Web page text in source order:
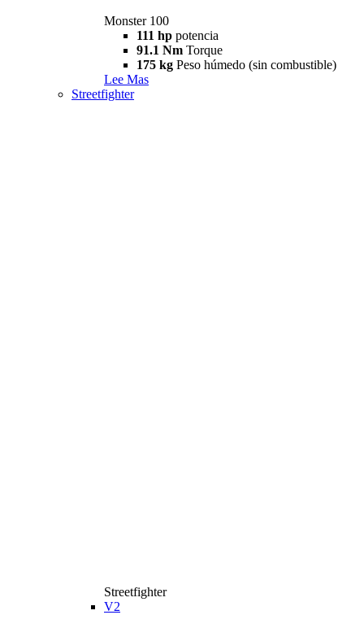
Monster 100
111 hp potencia
91.1 Nm Torque
175 kg Peso húmedo (sin combustible)
Lee Mas
Streetfighter
Streetfighter
V2